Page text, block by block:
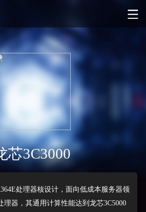
芯3C3000
处理器核设计，面向低成本服务器领
理器，其通用计算性能达到龙芯3C5000